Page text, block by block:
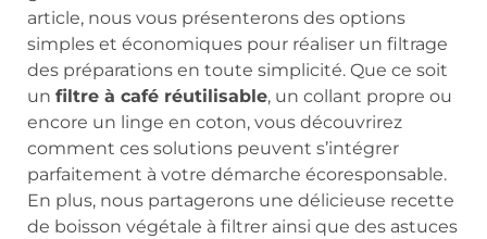
article, nous vous présenterons des options
simples et économiques pour réaliser un filtrage
des préparations en toute simplicité. Que ce soit
un filtre à café réutilisable, un collant propre ou
encore un linge en coton, vous découvrirez
comment ces solutions peuvent s’intégrer
parfaitement à votre démarche écoresponsable.
En plus, nous partagerons une délicieuse recette
de boisson végétale à filtrer ainsi que des astuces